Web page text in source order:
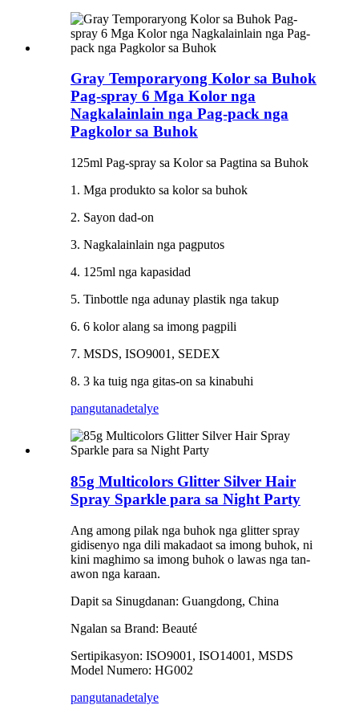
Gray Temporaryong Kolor sa Buhok
Pag-spray 6 Mga Kolor nga
Nagkalainlain nga Pag-pack nga
Pagkolor sa Buhok
125ml Pag-spray sa Kolor sa Pagtina sa Buhok
1. Mga produkto sa kolor sa buhok
2. Sayon dad-on
3. Nagkalainlain nga pagputos
4. 125ml nga kapasidad
5. Tinbottle nga adunay plastik nga takup
6. 6 kolor alang sa imong pagpili
7. MSDS, ISO9001, SEDEX
8. 3 ka tuig nga gitas-on sa kinabuhi
pangutanadetalye
85g Multicolors Glitter Silver Hair
Spray Sparkle para sa Night Party
Ang among pilak nga buhok nga glitter spray
gidisenyo nga dili makadaot sa imong buhok, ni
kini maghimo sa imong buhok o lawas nga tan-
awon nga karaan.
Dapit sa Sinugdanan: Guangdong, China
Ngalan sa Brand: Beauté
Sertipikasyon: ISO9001, ISO14001, MSDS
Model Numero: HG002
pangutanadetalye